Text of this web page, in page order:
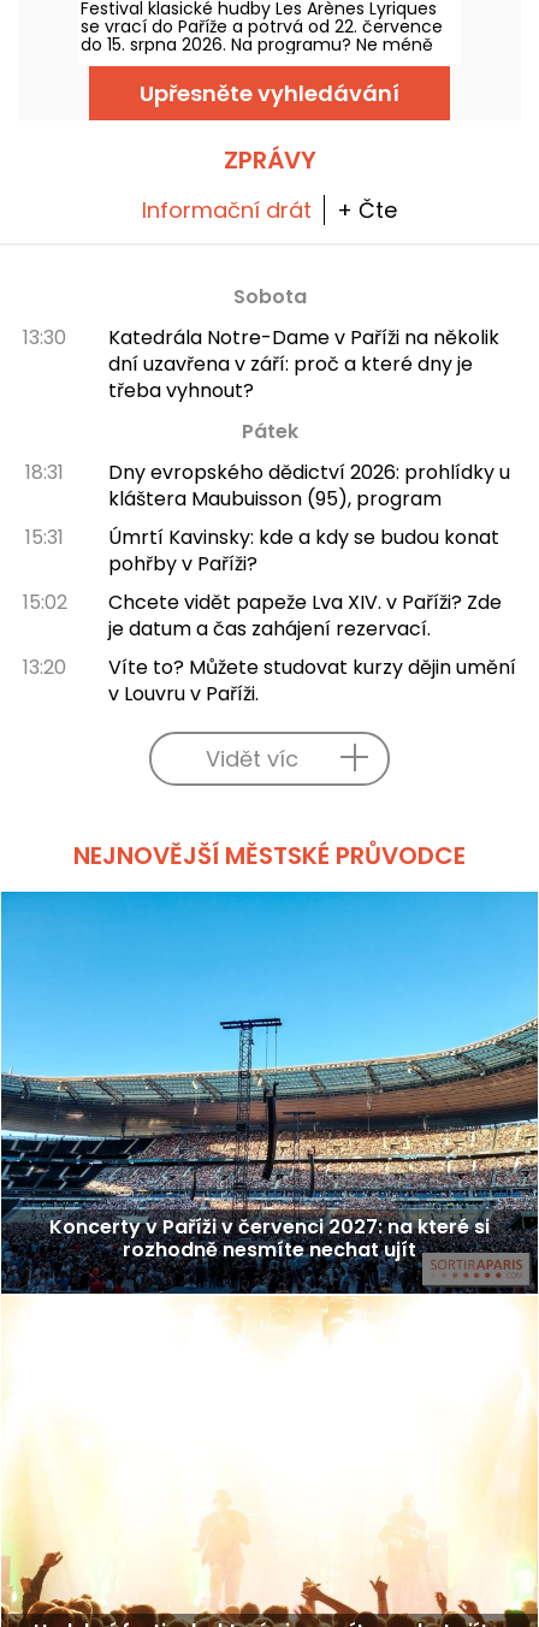
Festival klasické hudby Les Arènes Lyriques
se vrací do Paříže a potrvá od 22. července
do 15. srpna 2026. Na programu? Ne méně
než 16 koncertů v Arénách Montmartru,
idylickí prostředí pro poslech největších
Upřesněte vyhledávání
ZPRÁVY
Informační drát + Čte
Sobota
13:30
Katedrála Notre-Dame v Paříži na několik
dní uzavřena v září: proč a které dny je
třeba vyhnout?
Pátek
18:31
Dny evropského dědictví 2026: prohlídky u
kláštera Maubuisson (95), program
15:31
Úmrtí Kavinsky: kde a kdy se budou konat
pohřby v Paříži?
15:02
Chcete vidět papeže Lva XIV. v Paříži? Zde
je datum a čas zahájení rezervací.
13:20
Víte to? Můžete studovat kurzy dějin umění
v Louvru v Paříži.
Vidět víc
NEJNOVĚJŠÍ MĚSTSKÉ PRŮVODCE
Koncerty v Paříži v červenci 2027: na které si
rozhodně nesmíte nechat ujít